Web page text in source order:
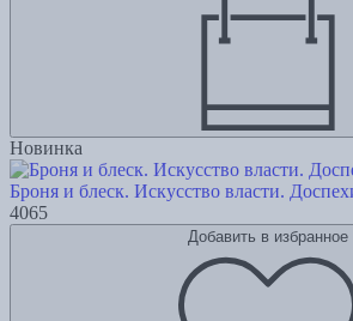
Новинка
Броня и блеск. Искусство власти.
4065
Добавить в избранное